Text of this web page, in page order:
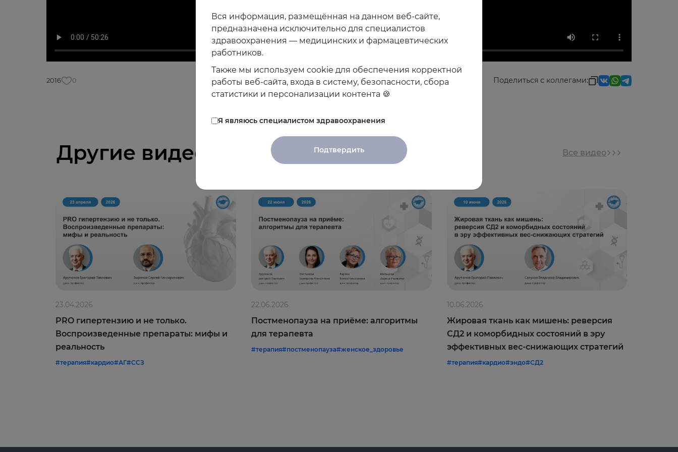
2016 0 Поделиться с коллегами:
Другие видео Все видео
22.06.2026
Постменопауза на приёме: алгоритмы
для терапевта
#терапия#постменопауза#женское_здоровье
10.06.2026
Жировая ткань как мишень: реверсия
СД2 и коморбидных состояний в эру
эффективных вес-снижающих стратегий
#терапия#кардио#эндо#СД2
23.04.2026
PRO гипертензию и не только.
Воспроизведенные препараты: мифы и
реальность
#терапия#кардио#АГ#ССЗ
Вся информация, размещённая на данном веб-сайте,
предназначена исключительно для специалистов
здравоохранения — медицинских и фармацевтических
работников.
Также мы используем cookie для обеспечения корректной
работы веб-сайта, входа в систему, безопасности, сбора
статистики и персонализации контента 🍪
Я являюсь специалистом здравоохранения
Подтвердить